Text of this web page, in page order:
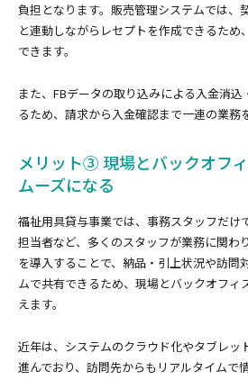
負担となります。販売管理システムでは、
と連動しながらレセプトを作成できるため
できます。
また、FBデータの取り込みによる入金消
るため、請求から入金確認まで一連の業務
メリット③ 現場とバックオフ
ムーズになる
福祉用具貸与事業では、事務スタッフだけ
担当者など、多くのスタッフが業務に関わ
を導入することで、納品・引上状況や訪問
ムで共有できるため、現場とバックオフィ
えます。
近年は、システムのクラウド化やタブレッ
進んでおり、訪問先からもリアルタイムで